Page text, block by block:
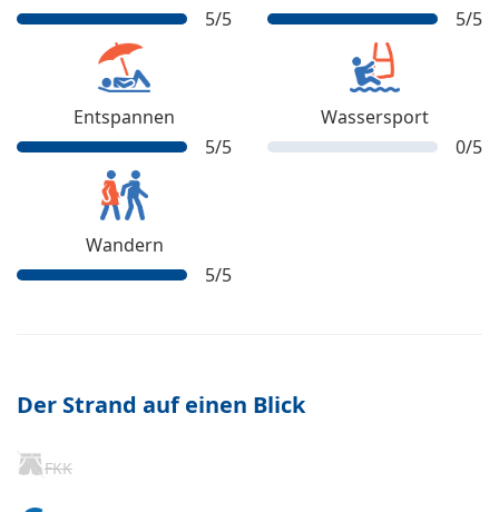
5/5
5/5
Entspannen
5/5
Wassersport
0/5
Wandern
5/5
Der Strand auf einen Blick
FKK